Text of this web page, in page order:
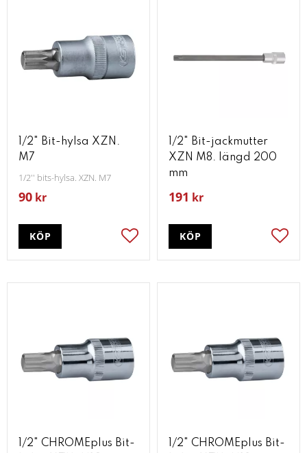
1/2" Bit-hylsa XZN.
M7
1/2'' bits-hylsa. XZN. M7
90 kr
Lägg till i favoriter
KÖP
1/2" Bit-jackmutter
XZN M8. längd 200
mm
191 kr
KÖP
1/2" CHROMEplus Bit-
1/2" CHROMEplus Bit-